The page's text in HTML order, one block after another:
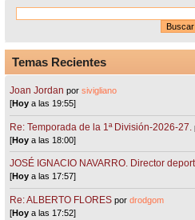
Temas Recientes
Joan Jordan porsivigliano
[Hoy a las 19:55]
Re: Temporada de la 1ª División-2026-27.
[Hoy a las 18:00]
JOSÉ IGNACIO NAVARRO. Director
[Hoy a las 17:57]
Re: ALBERTO FLORES pordrodgom
[Hoy a las 17:52]